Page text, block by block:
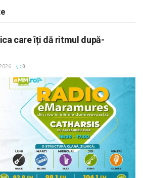
care îți dă ritmul după-
0